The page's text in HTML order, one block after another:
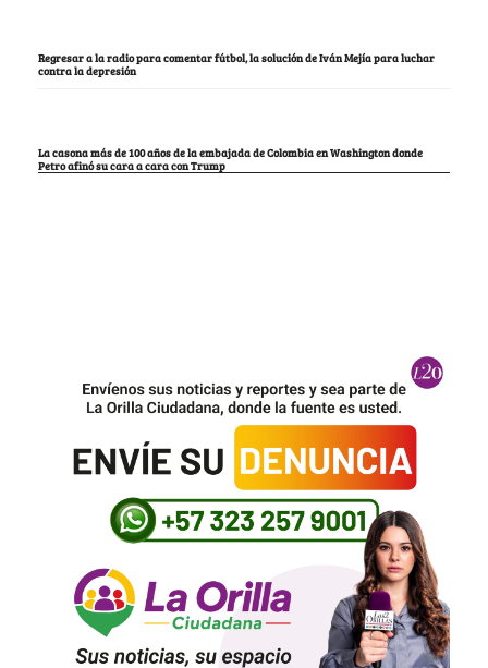
Regresar a la radio para comentar fútbol, la solución de Iván Mejía para luchar
contra la depresión
La casona más de 100 años de la embajada de Colombia en Washington donde
Petro afinó su cara a cara con Trump